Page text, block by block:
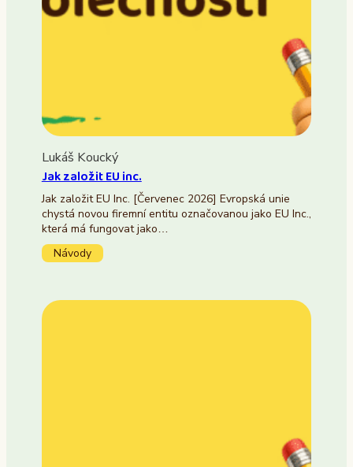
Lukáš Koucký
Jak založit EU inc.
Jak založit EU Inc. [Červenec 2026] Evropská unie
chystá novou firemní entitu označovanou jako EU Inc.,
která má fungovat jako…
Návody